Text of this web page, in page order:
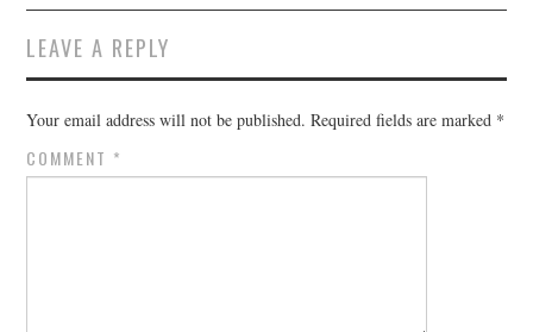
LEAVE A REPLY
Your email address will not be published. Required fields are marked *
COMMENT *